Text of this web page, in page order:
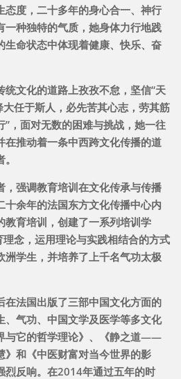
态度，二十多年的身心合一、神行
一种独特的气质，她身体力行地践
生命状态中体现着健康、快乐、奋
文化的道路上孜孜不怠，坚信“天
大任于斯人，必先苦其心志，劳其筋
，面对无数的困难与挑战，她一往
在推动着一条中西跨文化传播的道
，强调教育培训在文化传承与传播
十余年的法国东方文化传播中心内
教育培训，创建了一系列培训学
理念，运用理论与实践相结合的方式
洲学生，并培养了上千名气功太极
在法国出版了三部中国文化方面的
、气功、中国文学及医学等多文化
与它的哲学理论》、《静之道——
》和《中医财富对当今世界的影
烈反响。在2014年通过五年的时